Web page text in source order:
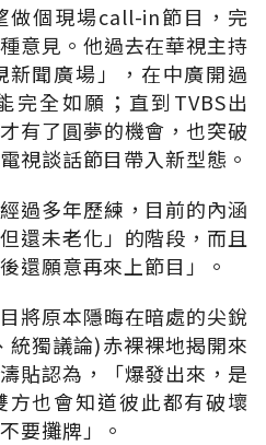
做個現場call-in節目，完
意見。他過去在華視主持
新聞廣場」，在中廣開過
完全如願；直到TVBS出
有了圓夢的機會，也突破
視談話節目帶入新型態。
過多年歷練，目前的內涵
還未老化」的階段，而且
還願意再來上節目」。
將原本隱晦在暗處的尖銳
獨議論)赤裸裸地揭開來
貼認為，「爆發出來，是
也會知道彼此都有破壞
要攤牌」。